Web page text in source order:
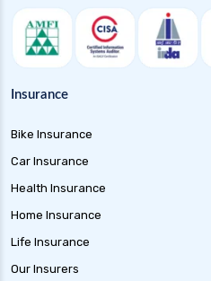
Insurance
Bike Insurance
Car Insurance
Health Insurance
Home Insurance
Life Insurance
Our Insurers